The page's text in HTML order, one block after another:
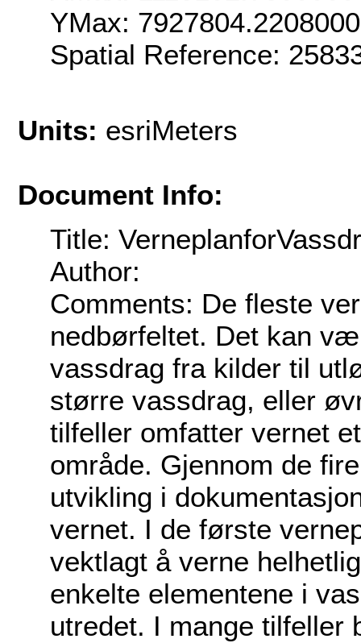
YMax:
Spatial Reference:
Units: esriMeters
Document Info:
Title:
Author:
Comments: De fleste
nedbørfeltet. Det kan
vassdrag fra kilder til
større vassdrag, eller
tilfeller omfatter vernet
område. Gjennom de
utvikling i
vernet. I de første
vektlagt å verne
enkelte elementene i
utredet. I mange tilfeller